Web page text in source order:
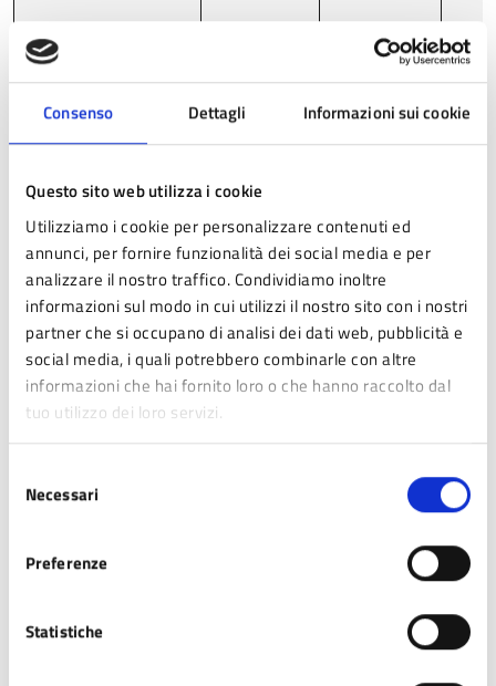
Consenso Dettagli Informazioni sui cookie
Questo sito web utilizza i cookie
Utilizziamo i cookie per personalizzare contenuti ed
annunci, per fornire funzionalità dei social media e per
analizzare il nostro traffico. Condividiamo inoltre
informazioni sul modo in cui utilizzi il nostro sito con i nostri
partner che si occupano di analisi dei dati web, pubblicità e
social media, i quali potrebbero combinarle con altre
informazioni che hai fornito loro o che hanno raccolto dal
tuo utilizzo dei loro servizi.
delNecessari
Preferenze
Statistiche